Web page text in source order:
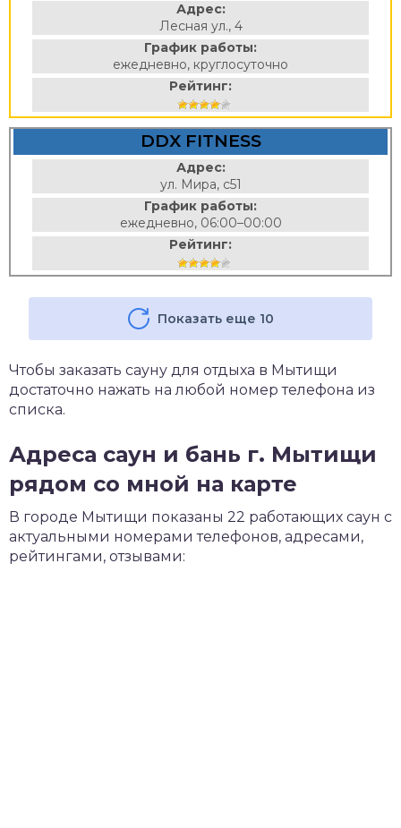
Адрес:
Лесная ул., 4
График работы:
ежедневно, круглосуточно
Рейтинг:
DDX FITNESS
Адрес:
ул. Мира, с51
График работы:
ежедневно, 06:00–00:00
Рейтинг:
Показать еще 10
Чтобы заказать сауну для отдыха в Мытищи
достаточно нажать на любой номер телефона из
списка.
Адреса саун и бань г. Мытищи
рядом со мной на карте
В городе Мытищи показаны 22 работающих саун с
актуальными номерами телефонов, адресами,
рейтингами, отзывами: